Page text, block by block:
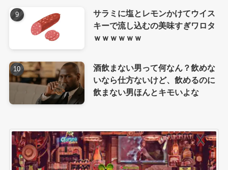
サラミに塩とレモンかけてウイス
キーで流し込むの美味すぎワロタ
ｗｗｗｗｗｗ
酒飲まない男って何なん？飲めな
いなら仕方ないけど、飲めるのに
飲まない男ほんとキモいよな